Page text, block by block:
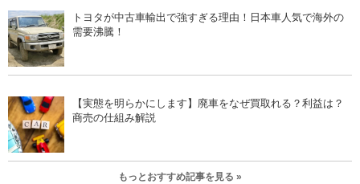
トヨタが中古車輸出で強すぎる理由！日本車人気で海外の
需要沸騰！
【実態を明らかにします】廃車をなぜ買取れる？利益は？
商売の仕組み解説
もっとおすすめ記事を見る »